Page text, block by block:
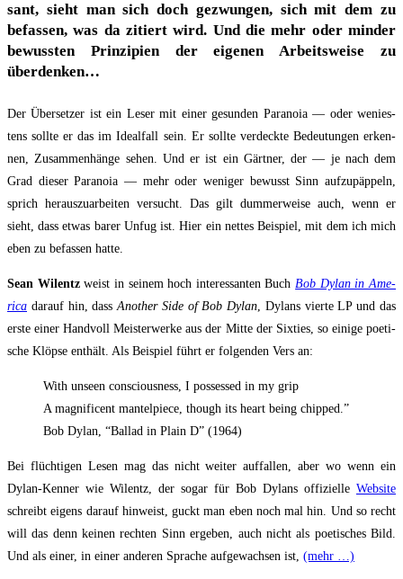
sant, sieht man sich doch gezwun­gen, sich mit dem zu
befas­sen, was da zitiert wird. Und die mehr oder min­der
bewuss­ten Prin­zi­pi­en der eige­nen Arbeits­wei­se zu
überdenken…
Der Über­set­zer ist ein Leser mit einer gesun­den Para­noia — oder wenies­
tens soll­te er das im Ide­al­fall sein. Er soll­te ver­deck­te Bedeu­tun­gen erken­
nen, Zusam­men­hän­ge sehen. Und er ist ein Gärt­ner, der — je nach dem
Grad die­ser Para­noia — mehr oder weni­ger bewusst Sinn auf­zu­päp­peln,
sprich her­aus­zu­ar­bei­ten ver­sucht. Das gilt dum­mer­wei­se auch, wenn er
sieht, dass etwas barer Unfug ist. Hier ein net­tes Bei­spiel, mit dem ich mich
eben zu befas­sen hatte.
Sean Wil­entzweist in sei­nem hoch inter­es­san­ten Buch Bob Dylan in Ame­
ri­ca dar­auf hin, dassAno­ther Side of Bob Dylan , Dylans vier­te LP und das
ers­te einer Hand­voll Meis­ter­wer­ke aus der Mit­te der Six­ties, so eini­ge poe­ti­
sche Klöp­se ent­hält. Als Bei­spiel führt er fol­gen­den Vers an:
With unseen con­scious­ness, I pos­s­es­sed in my grip
A magni­fi­cent man­tel­pie­ce, though its heart being chipped.”
Bob Dylan, “Bal­lad in Plain D” (1964)
Bei flüch­ti­gen Lesen mag das nicht wei­ter auf­fal­len, aber wo wenn ein
Dylan-Ken­ner wie Wil­entz, der sogar für Bob Dylans offi­zi­el­le Web­site
schreibt eigens dar­auf hin­weist, guckt man eben noch mal hin. Und so recht
will das denn kei­nen rech­ten Sinn erge­ben, auch nicht als poe­ti­sches Bild.
Und als einer, in einer ande­ren Spra­che auf­ge­wach­sen ist, (mehr …)